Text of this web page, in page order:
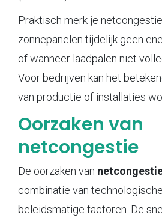
Praktisch merk je
zonnepanelen tijdelijk geen
of wanneer laadpalen niet
Voor bedrijven kan het
van productie of installaties
Oorzaken van
netcongestie
De oorzaken van
combinatie van
beleidsmatige factoren. De